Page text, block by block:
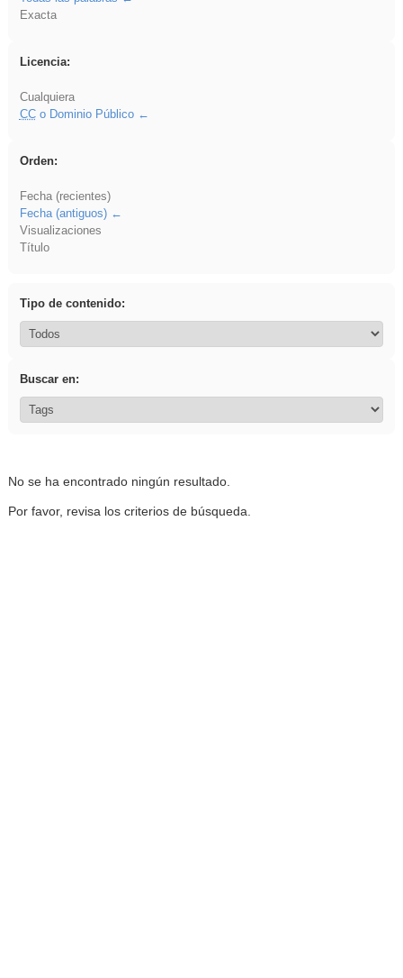
Exacta
Licencia:
Cualquiera
CCo Dominio Público
Orden:
Fecha (recientes)
Fecha (antiguos)
Visualizaciones
Título
Tipo de contenido:
Buscar en:
No se ha encontrado ningún resultado.
Por favor, revisa los criterios de búsqueda.